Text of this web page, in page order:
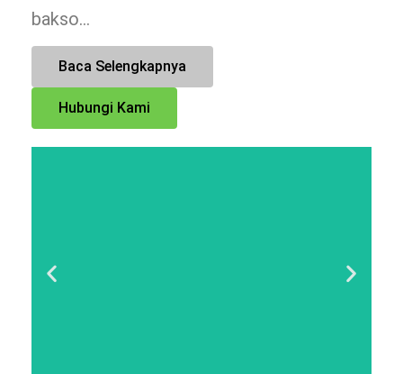
bakso…
Baca Selengkapnya
Hubungi Kami